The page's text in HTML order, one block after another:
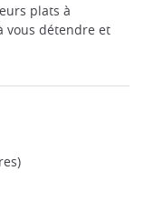
plats à
vous détendre et